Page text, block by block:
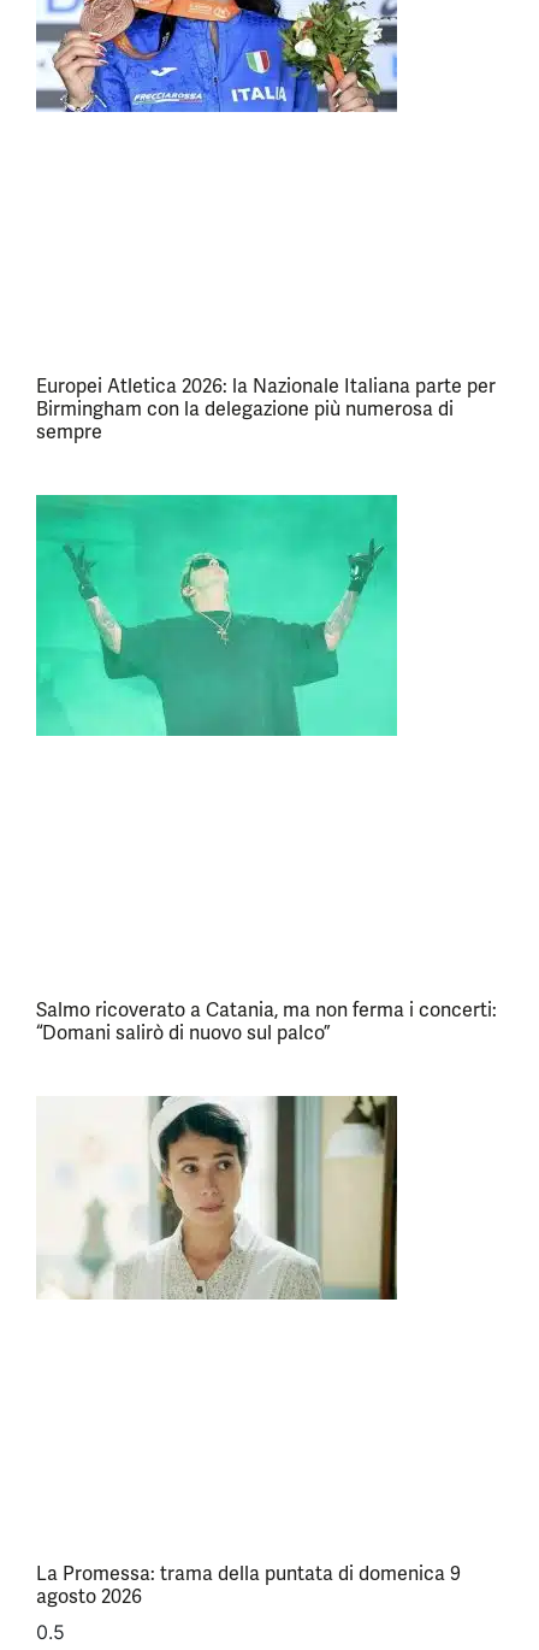
Europei Atletica 2026: la Nazionale Italiana parte per
Birmingham con la delegazione più numerosa di
sempre
Salmo ricoverato a Catania, ma non ferma i concerti:
“Domani salirò di nuovo sul palco”
La Promessa: trama della puntata di domenica 9
agosto 2026